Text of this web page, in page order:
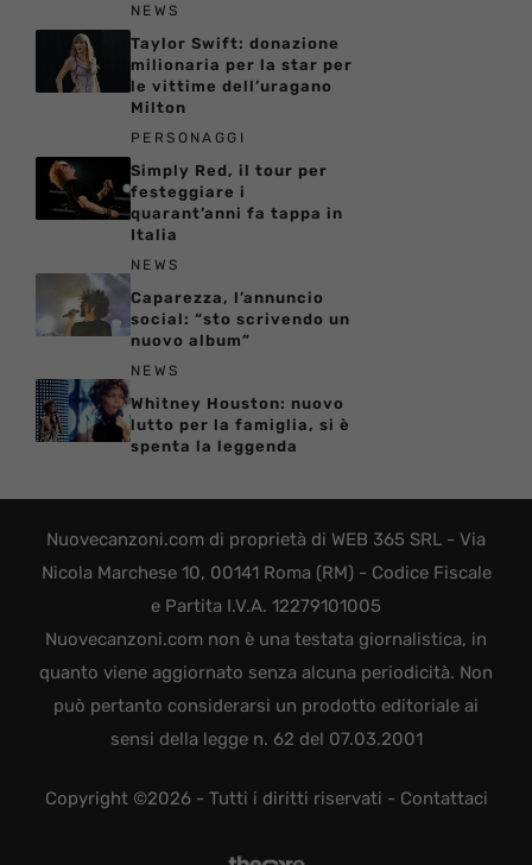
NEWS
Taylor Swift: donazione
milionaria per la star per
le vittime dell’uragano
Milton
PERSONAGGI
Simply Red, il tour per
festeggiare i
quarant’anni fa tappa in
Italia
NEWS
Caparezza, l’annuncio
social: “sto scrivendo un
nuovo album”
NEWS
Whitney Houston: nuovo
lutto per la famiglia, si è
spenta la leggenda
Nuovecanzoni.com di proprietà di WEB 365 SRL - Via
Nicola Marchese 10, 00141 Roma (RM) - Codice Fiscale
e Partita I.V.A. 12279101005
Nuovecanzoni.com non è una testata giornalistica, in
quanto viene aggiornato senza alcuna periodicità. Non
può pertanto considerarsi un prodotto editoriale ai
sensi della legge n. 62 del 07.03.2001
Copyright ©2026 - Tutti i diritti riservati - Contattaci